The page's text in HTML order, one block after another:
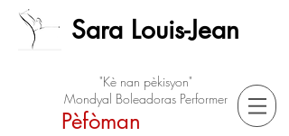
Sara Louis-Jean
Pèfòman
"Kè nan pèkisyon"
Mondyal Boleadoras Performer